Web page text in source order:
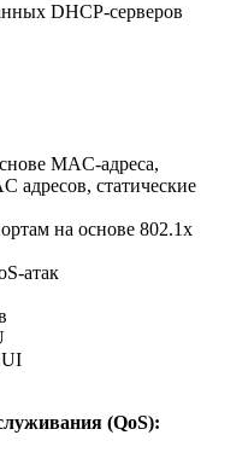
DHCP-серверов
MAC-адреса,
адресов, статические
на основе 802.1x
атак
(QoS):